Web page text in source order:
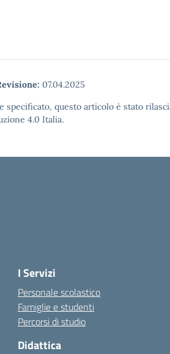
07.04.2025
specificato, questo articolo è stato
4.0 Italia.
I Servizi
Personale scolastico
Famiglie e studenti
Percorsi di studio
Didattica